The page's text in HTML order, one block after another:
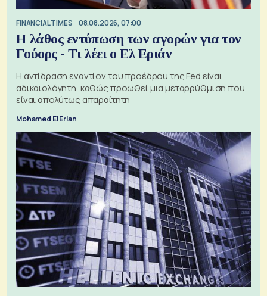
FINANCIAL TIMES 08.08.2026, 07:00
Η λάθος εντύπωση των αγορών για τον
Γούορς - Τι λέει ο Ελ Εριάν
Η αντίδραση εναντίον του προέδρου της Fed είναι
αδικαιολόγητη, καθώς προωθεί μια μεταρρύθμιση που
είναι απολύτως απαραίτητη
Mohamed El Erian